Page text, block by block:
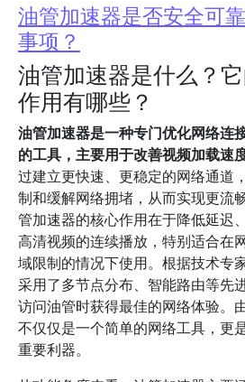
油管加速器是否安全可
事项？
油管加速器是什么？
作用有哪些？
油管加速器是一种专门优化网络连
的工具，主要用于改善视频加载速
过建立更快速、更稳定的网络通道
制和缓解网络拥堵，从而实现更流
管加速器的核心作用在于降低延迟
高清视频的连续播放，特别适合在
域限制的情况下使用。根据技术专
采用了多节点分布、智能路由等先
访问油管时获得最佳的网络体验。
不仅仅是一个简单的网络工具，更
重要利器。